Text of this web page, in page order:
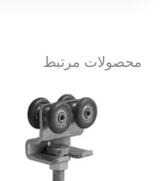
محصولات مرتبط